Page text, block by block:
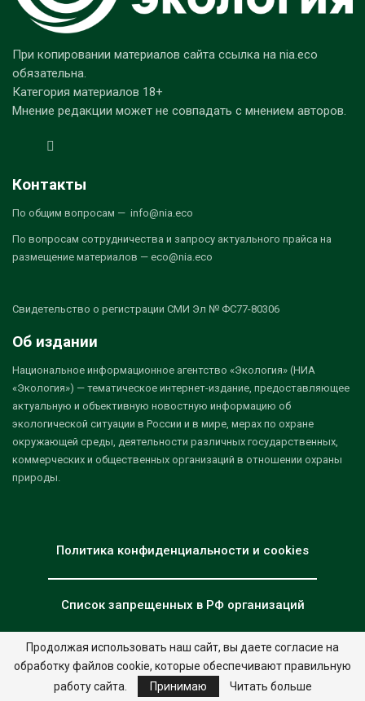
При копировании материалов сайта ссылка на nia.eco
обязательна.
Категория материалов 18+
Мнение редакции может не совпадать с мнением авторов.
Контакты
По общим вопросам — info@nia.eco
По вопросам сотрудничества и запросу актуального прайса на
размещение материалов — eco@nia.eco
Свидетельство о регистрации СМИ Эл № ФС77-80306
Об издании
Национальное информационное агентство «Экология» (НИА
«Экология») — тематическое интернет-издание, предоставляющее
актуальную и объективную новостную информацию об
экологической ситуации в России и в мире, мерах по охране
окружающей среды, деятельности различных государственных,
коммерческих и общественных организаций в отношении охраны
природы.
Политика конфиденциальности и cookies
Список запрещенных в РФ организаций
© 2026 - НИА "Экология". Все права защищены. Дизайн:nia.eco
Продолжая использовать наш сайт, вы даете согласие на
обработку файлов cookie, которые обеспечивают правильную
работу сайта.
Принимаю Читать больше